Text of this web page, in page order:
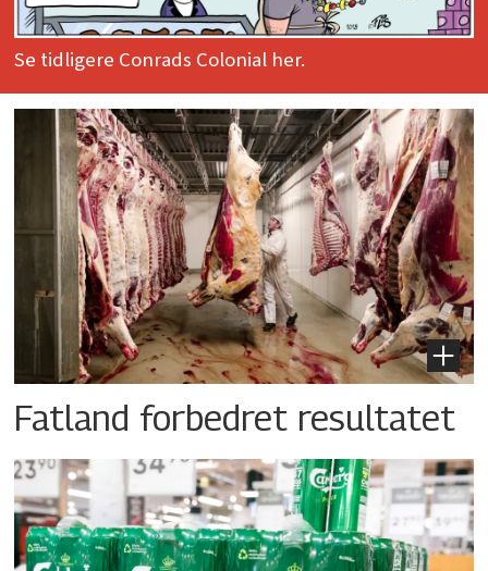
Se tidligere Conrads Colonial her.
Fatland forbedret resultatet